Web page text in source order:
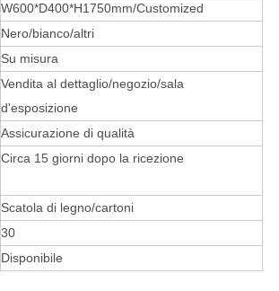
W600*D400*H1750mm/Customized
Nero/bianco/altri
Su misura
Vendita al dettaglio/negozio/sala
d'esposizione
Assicurazione di qualità
Circa 15 giorni dopo la ricezione
Scatola di legno/cartoni
30
Disponibile